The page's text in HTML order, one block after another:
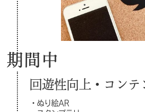
期間中
回遊性向上・コンテ
・ぬり絵AR